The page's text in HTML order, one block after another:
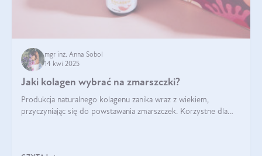
mgr inż. Anna Sobol
14 kwi 2025
Jaki kolagen wybrać na zmarszczki?
Produkcja naturalnego kolagenu zanika wraz z wiekiem,
przyczyniając się do powstawania zmarszczek. Korzystne dla